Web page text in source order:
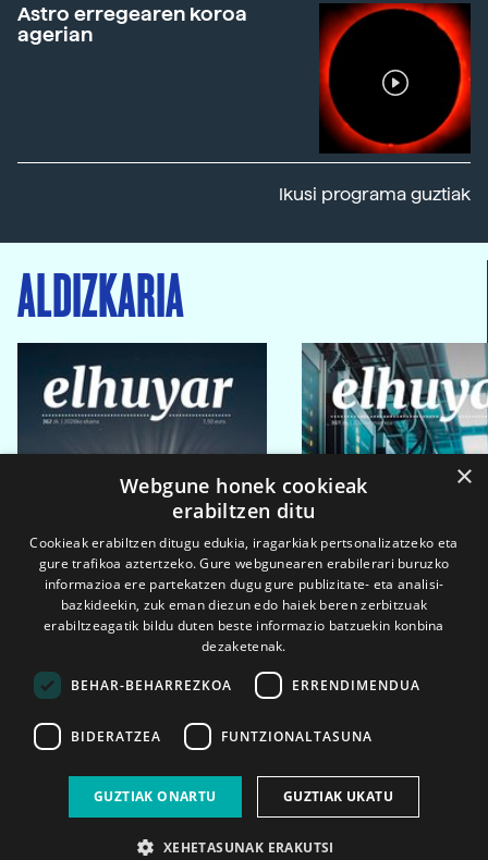
Astro erregearen koroa
agerian
Ikusi programa guztiak
ALDIZKARIA
2026ko eka. 1a 2026ko mar. 1a
×
Webgune honek cookieak
erabiltzen ditu
Cookieak erabiltzen ditugu edukia, iragarkiak pertsonalizatzeko eta
gure trafikoa aztertzeko. Gure webgunearen erabilerari buruzko
informazioa ere partekatzen dugu gure publizitate- eta analisi-
bazkideekin, zuk eman diezun edo haiek beren zerbitzuak
erabiltzeagatik bildu duten beste informazio batzuekin konbina
dezaketenak.
BEHAR-BEHARREZKOA ERRENDIMENDUA
BIDERATZEA FUNTZIONALTASUNA
GUZTIAK ONARTU GUZTIAK UKATU
XEHETASUNAK ERAKUTSI